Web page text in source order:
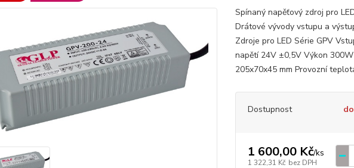
Spínaný napěťový zdroj pro
Drátové vývody vstupu a
Zdroje pro LED Série GPV
napětí 24V ±0,5V Výkon
205x70x45 mm Provozní
Dostupnost
1 600,00 Kč/ks
1 322,31 Kč bez DPH